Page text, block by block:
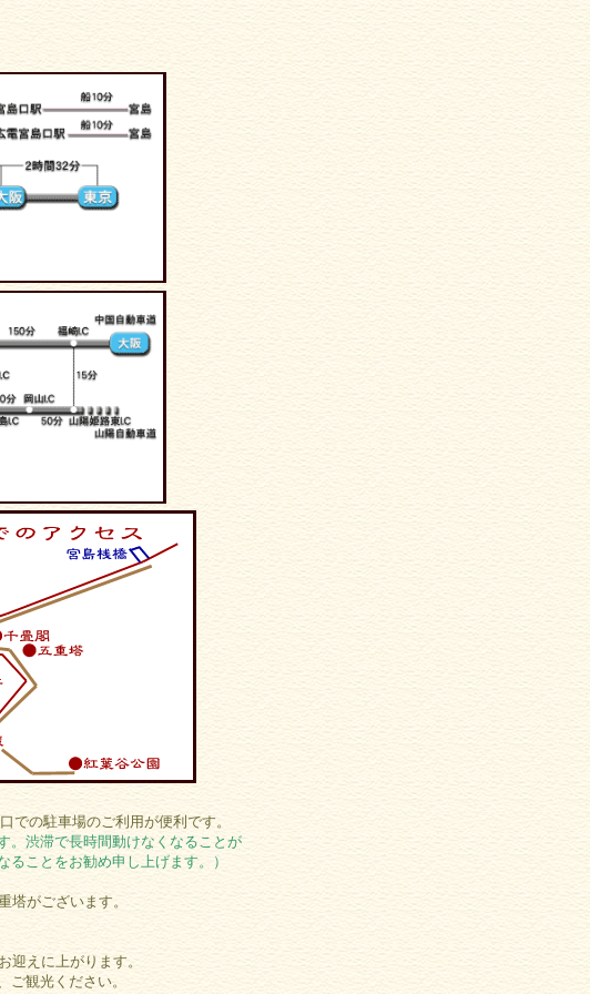
の駐車場のご利用が便利です。
。渋滞で長時間動けなくなることが
ことをお勧め申し上げます。）
がございます。
えに上がります。
観光ください。